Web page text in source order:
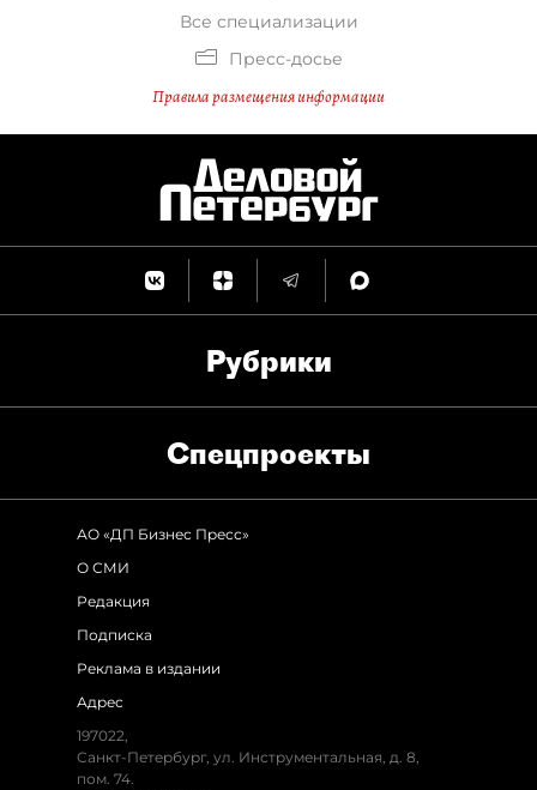
Все специализации
Пресс-досье
Правила размещения информации
Рубрики
Спец­проекты
АО «ДП Бизнес Пресс»
О СМИ
Редакция
Подписка
Реклама в издании
Адрес
197022,
Санкт-Петербург, ул. Инструментальная, д. 8,
пом. 74.